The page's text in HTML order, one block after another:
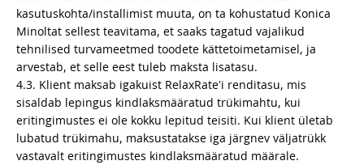
kasutuskohta/installimist muuta, on ta kohustatud Konica
Minoltat sellest teavitama, et saaks tagatud vajalikud
tehnilised turvameetmed toodete kättetoimetamisel, ja
arvestab, et selle eest tuleb maksta lisatasu.
4.3. Klient maksab igakuist RelaxRate'i renditasu, mis
sisaldab lepingus kindlaksmääratud trükimahtu, kui
eritingimustes ei ole kokku lepitud teisiti. Kui klient ületab
lubatud trükimahu, maksustatakse iga järgnev väljatrükk
vastavalt eritingimustes kindlaksmääratud määrale.